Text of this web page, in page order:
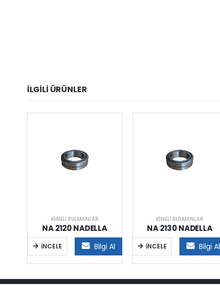
İLGILI ÜRÜNLER
İĞNELI RULMANLAR
NA 2120 NADELLA
İNCELE Bilgi Al
İĞNELI RULMANLAR
NA 2130 NADELLA
İNCELE Bilgi Al